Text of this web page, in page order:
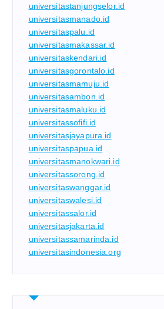
universitastanjungselor.id
universitasmanado.id
universitaspalu.id
universitasmakassar.id
universitaskendari.id
universitasgorontalo.id
universitasmamuju.id
universitasambon.id
universitasmaluku.id
universitassofifi.id
universitasjayapura.id
universitaspapua.id
universitasmanokwari.id
universitassorong.id
universitaswanggar.id
universitaswalesi.id
universitassalor.id
universitasjakarta.id
universitassamarinda.id
universitasindonesia.org